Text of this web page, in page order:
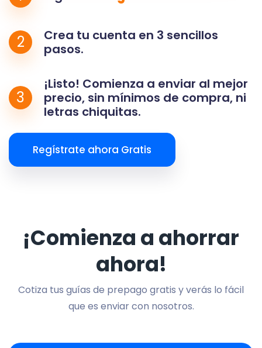
2
Crea tu cuenta en 3 sencillos
pasos.
3
¡Listo! Comienza a enviar al mejor
precio, sin mínimos de compra, ni
letras chiquitas.
Regístrate ahora Gratis
¡Comienza a ahorrar
ahora!
Cotiza tus guías de prepago gratis y verás lo fácil
que es enviar con nosotros.